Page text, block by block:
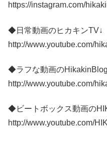
https://instagram.com/
◆日常動画のヒカキンTV↓
http://www.youtube.com/
◆ラフな動画のHikakinBlog
http://www.youtube.com/
◆ビートボックス動画の
http://www.youtube.com/